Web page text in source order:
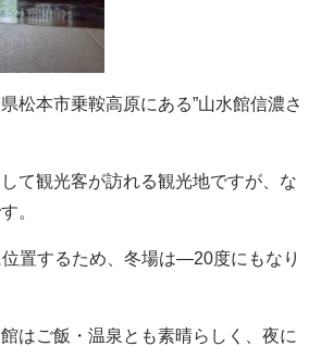
松本市乗鞍高原にある”山水館信濃さ
て観光客が訪れる観光地ですが、な
。
置するため、冬場は―20度にもなり
はご飯・温泉とも素晴らしく、夜に